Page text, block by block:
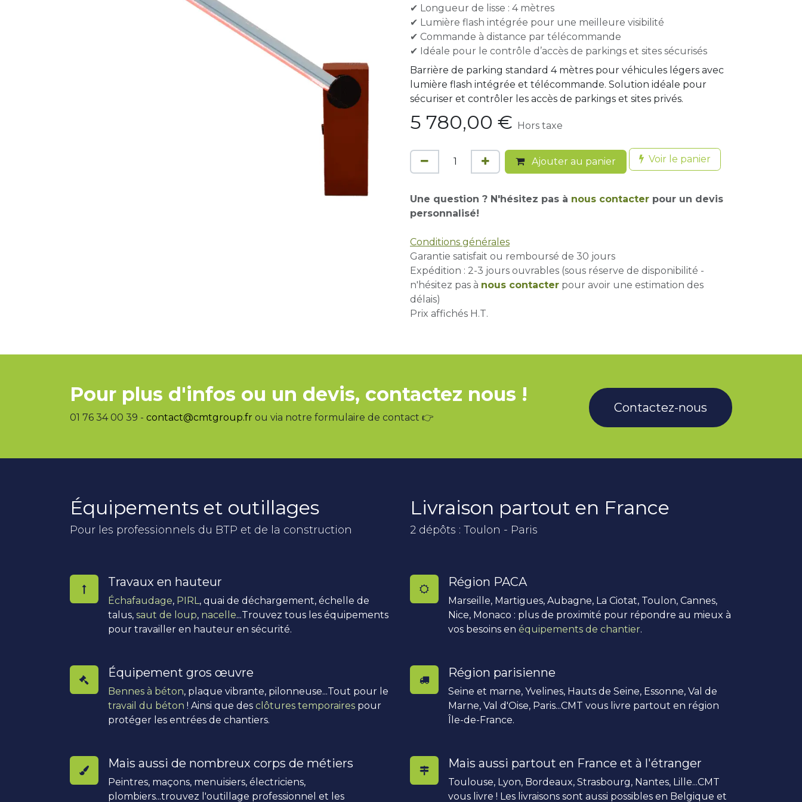
✔ Longueur de lisse : 4 mètres
✔ Lumière flash intégrée pour une meilleure visibilité
✔ Commande à distance par télécommande
✔ Idéale pour le contrôle d’accès de parkings et sites sécurisés
Barrière de parking standard 4 mètres pour véhicules légers avec
lumière flash intégrée et télécommande. Solution idéale pour
sécuriser et contrôler les accès de parkings et sites privés.
5 780,00 € Hors taxe
Ajouter au panier Voir le panier
Une question ? N'hésitez pas à nous contacter pour un devis
personnalisé!
Conditions générales
Garantie satisfait ou remboursé de 30 jours
Expédition : 2-3 jours ouvrables (sous réserve de disponibilité -
n'hésitez pas à nous contacter pour avoir une estimation des
délais)
Prix affichés H.T.
Pour plus d'infos ou un devis, contactez nous !
01 76 34 00 39 - contact@cmtgroup.fr ou via notre formulaire de contact 👉
Contactez-nous
Équipements et outillages
Pour les professionnels du BTP et de la construction
Travaux en hauteur
Échafaudage, PIRL, quai de déchargement, échelle de
talus, saut de loup, nacelle...Trouvez tous les équipements
pour travailler en hauteur en sécurité.
Équipement gros œuvre
Bennes à béton, plaque vibrante, pilonneuse...Tout pour le
travail du béton ! Ainsi que des clôtures temporaires pour
protéger les entrées de chantiers.
Mais aussi de nombreux corps de métiers
Peintres, maçons, menuisiers, électriciens,
plombiers...trouvez l'outillage professionnel et les
Livraison partout en France
2 dépôts : Toulon - Paris
Région PACA
Marseille, Martigues, Aubagne, La Ciotat, Toulon, Cannes,
Nice, Monaco : plus de proximité pour répondre au mieux à
vos besoins en équipements de chantier.
Région parisienne
Seine et marne, Yvelines, Hauts de Seine, Essonne, Val de
Marne, Val d'Oise, Paris...CMT vous livre partout en région
Île-de-France.
Mais aussi partout en France et à l'étranger
Toulouse, Lyon, Bordeaux, Strasbourg, Nantes, Lille...CMT
vous livre ! Les livraisons sont aussi possibles en Belgique et